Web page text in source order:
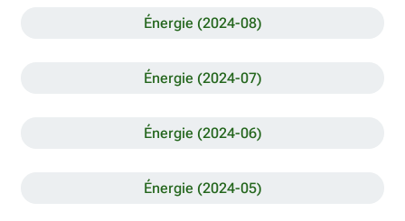
Énergie (2024-08)
Énergie (2024-07)
Énergie (2024-06)
Énergie (2024-05)